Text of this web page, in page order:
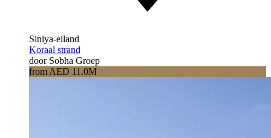
Siniya-eiland
Koraal strand
door Sobha Groep
from AED 11.0M